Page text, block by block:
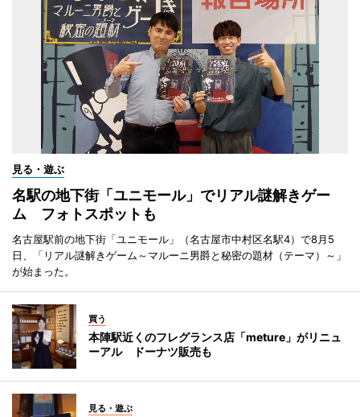
見る・遊ぶ
名駅の地下街「ユニモール」でリアル謎解きゲー
ム フォトスポットも
名古屋駅前の地下街「ユニモール」（名古屋市中村区名駅4）で8月5
日、「リアル謎解きゲーム～マルーニ男爵と秘密の題材（テーマ）～」
が始まった。
買う
本陣駅近くのフレグランス店「meture」がリニュ
ーアル ドーナツ販売も
見る・遊ぶ